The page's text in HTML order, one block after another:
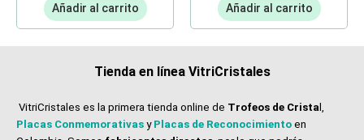
Añadir al carrito Añadir al carrito
Tienda en línea VitriCristales
VitriCristales es la primera tienda online de Trofeos de Cristal,
Placas Conmemorativas y Placas de Reconocimiento en